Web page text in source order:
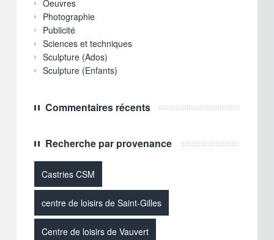
Oeuvres
Photographie
Publicité
Sciences et techniques
Sculpture (Ados)
Sculpture (Enfants)
Commentaires récents
Recherche par provenance
Castries CSM
centre de loisirs de Saint-Gilles
Centre de loisirs de Vauvert